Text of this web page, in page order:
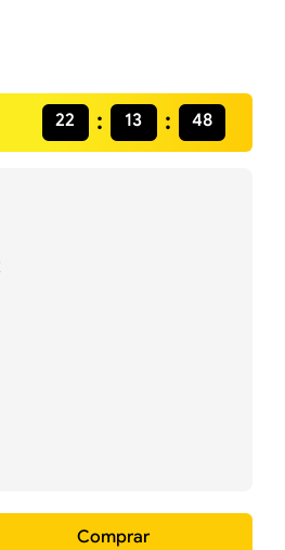
22 13 48
Comprar